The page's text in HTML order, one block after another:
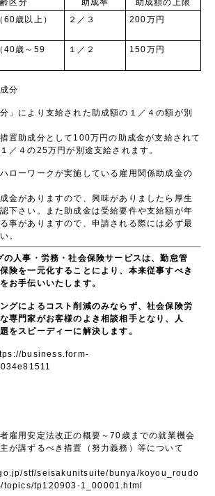
区分 助成率
助成額の上限
歳以上）
２／３ 200万円
40歳～59
１／２ 150万円
分
」により支給された助成額の１／４の額が別
助成分として100万円の助成金が支給されて
／４の25万円が別途支給されます。
ローワークが実施している雇用関係助成金の
金がありますので、興味がありましたら厚生
下さい。また助成金は受給要件や支給額が年
事がありますので、申請される際には必ず最
。
の人事・労務・社会保険サービスは、勤怠管
険を一元化することにより、本来従事すべき
お手伝いいたします。
グによるコスト削減のみならず、社会保険労
専門家がお客様のよき相談相手となり、人
をスピーディーに解決します。
business.form-
雇用安定法改正の概要～70歳までの就業機会
が講ずるべき措置（努力義務）等について
stf/seisakunitsuite/bunya/koyou_roudo
tp120903-1_00001.html